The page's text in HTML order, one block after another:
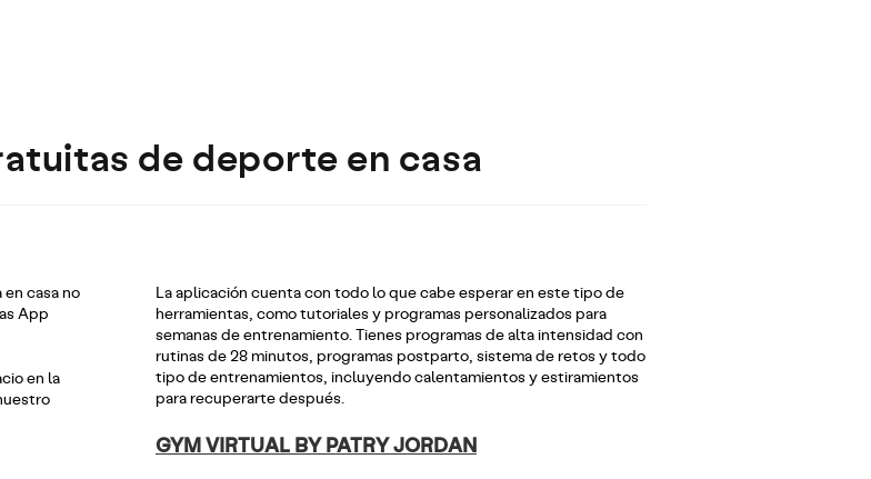
de deporte en casa
casa no
App
en la
La aplicación cuenta con todo lo que cabe esperar en este tipo de
herramientas, como tutoriales y programas personalizados para
semanas de entrenamiento. Tienes programas de alta intensidad con
rutinas de 28 minutos, programas postparto, sistema de retos y todo
tipo de entrenamientos, incluyendo calentamientos y estiramientos
para recuperarte después.
GYM VIRTUAL BY PATRY JORDAN